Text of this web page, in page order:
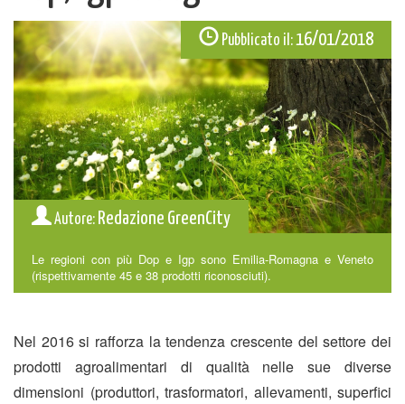
Pubblicato il:16/01/2018
Autore: Redazione GreenCity
Le regioni con più Dop e Igp sono Emilia-Romagna e Veneto
(rispettivamente 45 e 38 prodotti riconosciuti).
Nel 2016 si rafforza la tendenza crescente del settore dei
prodotti agroalimentari di qualità nelle sue diverse
dimensioni (produttori, trasformatori, allevamenti, superfici